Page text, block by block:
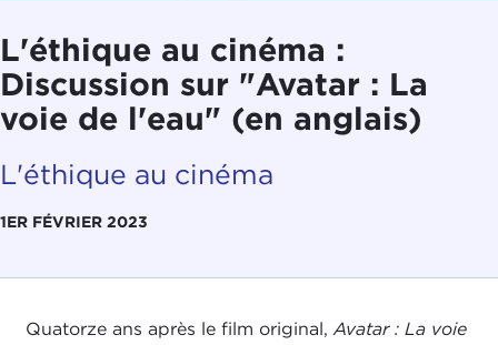
L'éthique au cinéma :
Discussion sur "Avatar : La
voie de l'eau" (en anglais)
L'éthique au cinéma
1ER FÉVRIER 2023
Quatorze ans après le film original,Avatar : La voie